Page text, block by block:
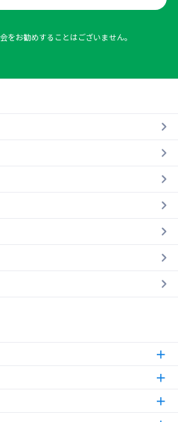
をお勧めすることはございません。